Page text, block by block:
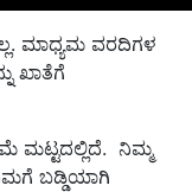
ಮಾಧ್ಯಮ ವರದಿಗಳ
ಖಾತೆಗೆ
ಮಟ್ಟದಲ್ಲಿದೆ. ನಿಮ್ಮ
ಬಡ್ಡಿಯಾಗಿ